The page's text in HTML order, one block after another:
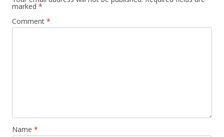
marked *
Comment *
Name *